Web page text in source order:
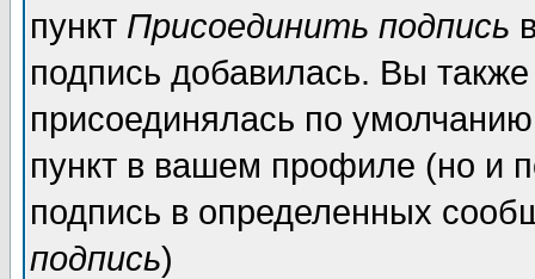
пункт Присоединить подпись
подпись добавилась. Вы
присоединялась по
пункт в вашем профиле (но и
подпись в определенных
подпись)